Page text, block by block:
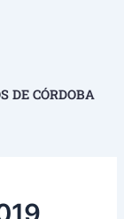
DE CÓRDOBA